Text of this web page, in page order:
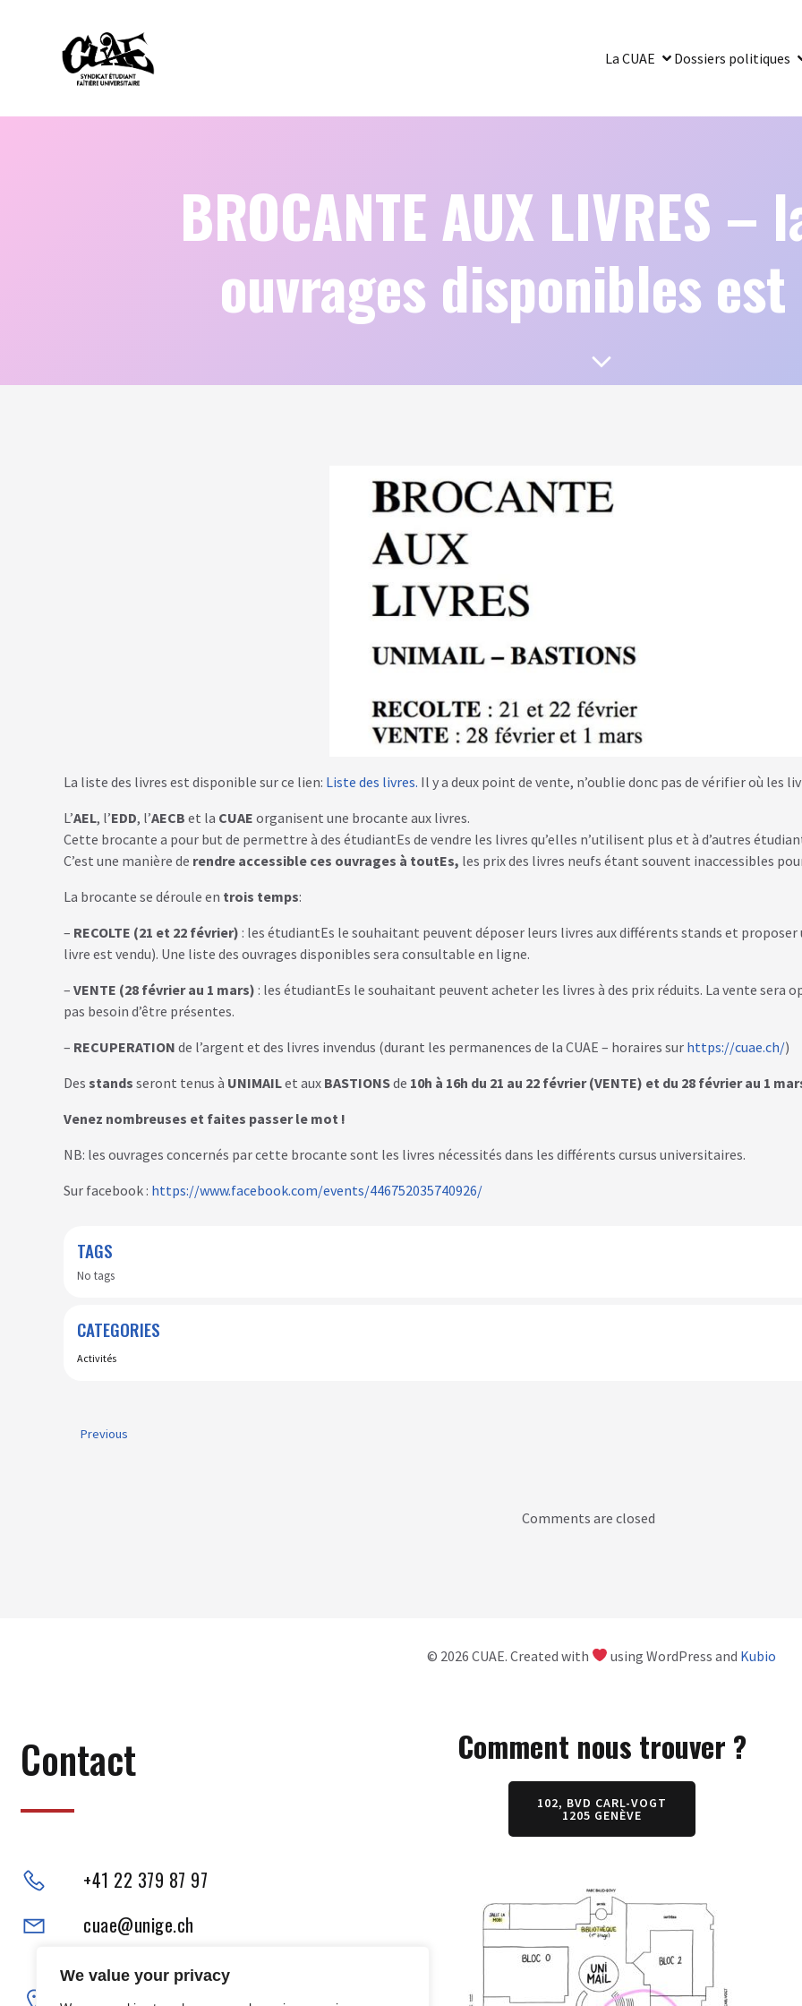
We value your privacy
La CUAE Dossiers politiques
BROCANTE AUX LIVRES
ouvrages disponibles
La liste des livres est disponible sur ce lien: Liste des livres. Il y a deux point de vente, n’oublie donc pas de vérifier où les
L’AEL, l’EDD, l’AECB et la CUAE organisent une brocante aux livres.
Cette brocante a pour but de permettre à des étudiantEs de vendre les livres qu’elles n’utilisent plus et à d’autres
C’est une manière de rendre accessible ces ouvrages à toutEs, les prix des livres neufs étant souvent inaccessibles
La brocante se déroule en trois temps:
– RECOLTE (21 et 22 février) : les étudiantEs le souhaitant peuvent déposer leurs livres aux différents stands et
livre est vendu). Une liste des ouvrages disponibles sera consultable en ligne.
– VENTE (28 février au 1 mars) : les étudiantEs le souhaitant peuvent acheter les livres à des prix réduits. La vente sera
pas besoin d’être présentes.
– RECUPERATION de l’argent et des livres invendus (durant les permanences de la CUAE – horaires sur https://cuae.ch/)
Des stands seront tenus à UNIMAILet aux BASTIONSde 10h à 16h du 21 au 22 février (VENTE) et du 28 février au 1
Venez nombreuses et faites passer le mot !
NB: les ouvrages concernés par cette brocante sont les livres nécessités dans les différents cursus universitaires.
Sur facebook : https://www.facebook.com/events/446752035740926/
TAGS
No tags
CATEGORIES
Activités
Previous
Comments are closed
© 2026 CUAE. Created with using WordPress and Kubio
Contact
+41 22 379 87 97
cuae@unige.ch
Adresse physique :
102, Boulevard Carl-Vogt
Comment nous trouver ?
102, BVD CARL-VOGT
1205 GENÈVE